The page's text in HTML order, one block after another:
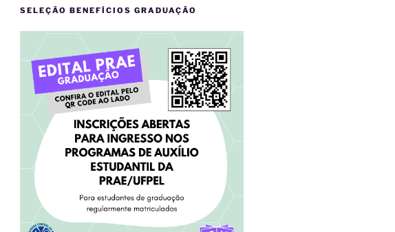
SELEÇÃO BENEFÍCIOS GRADUAÇÃO